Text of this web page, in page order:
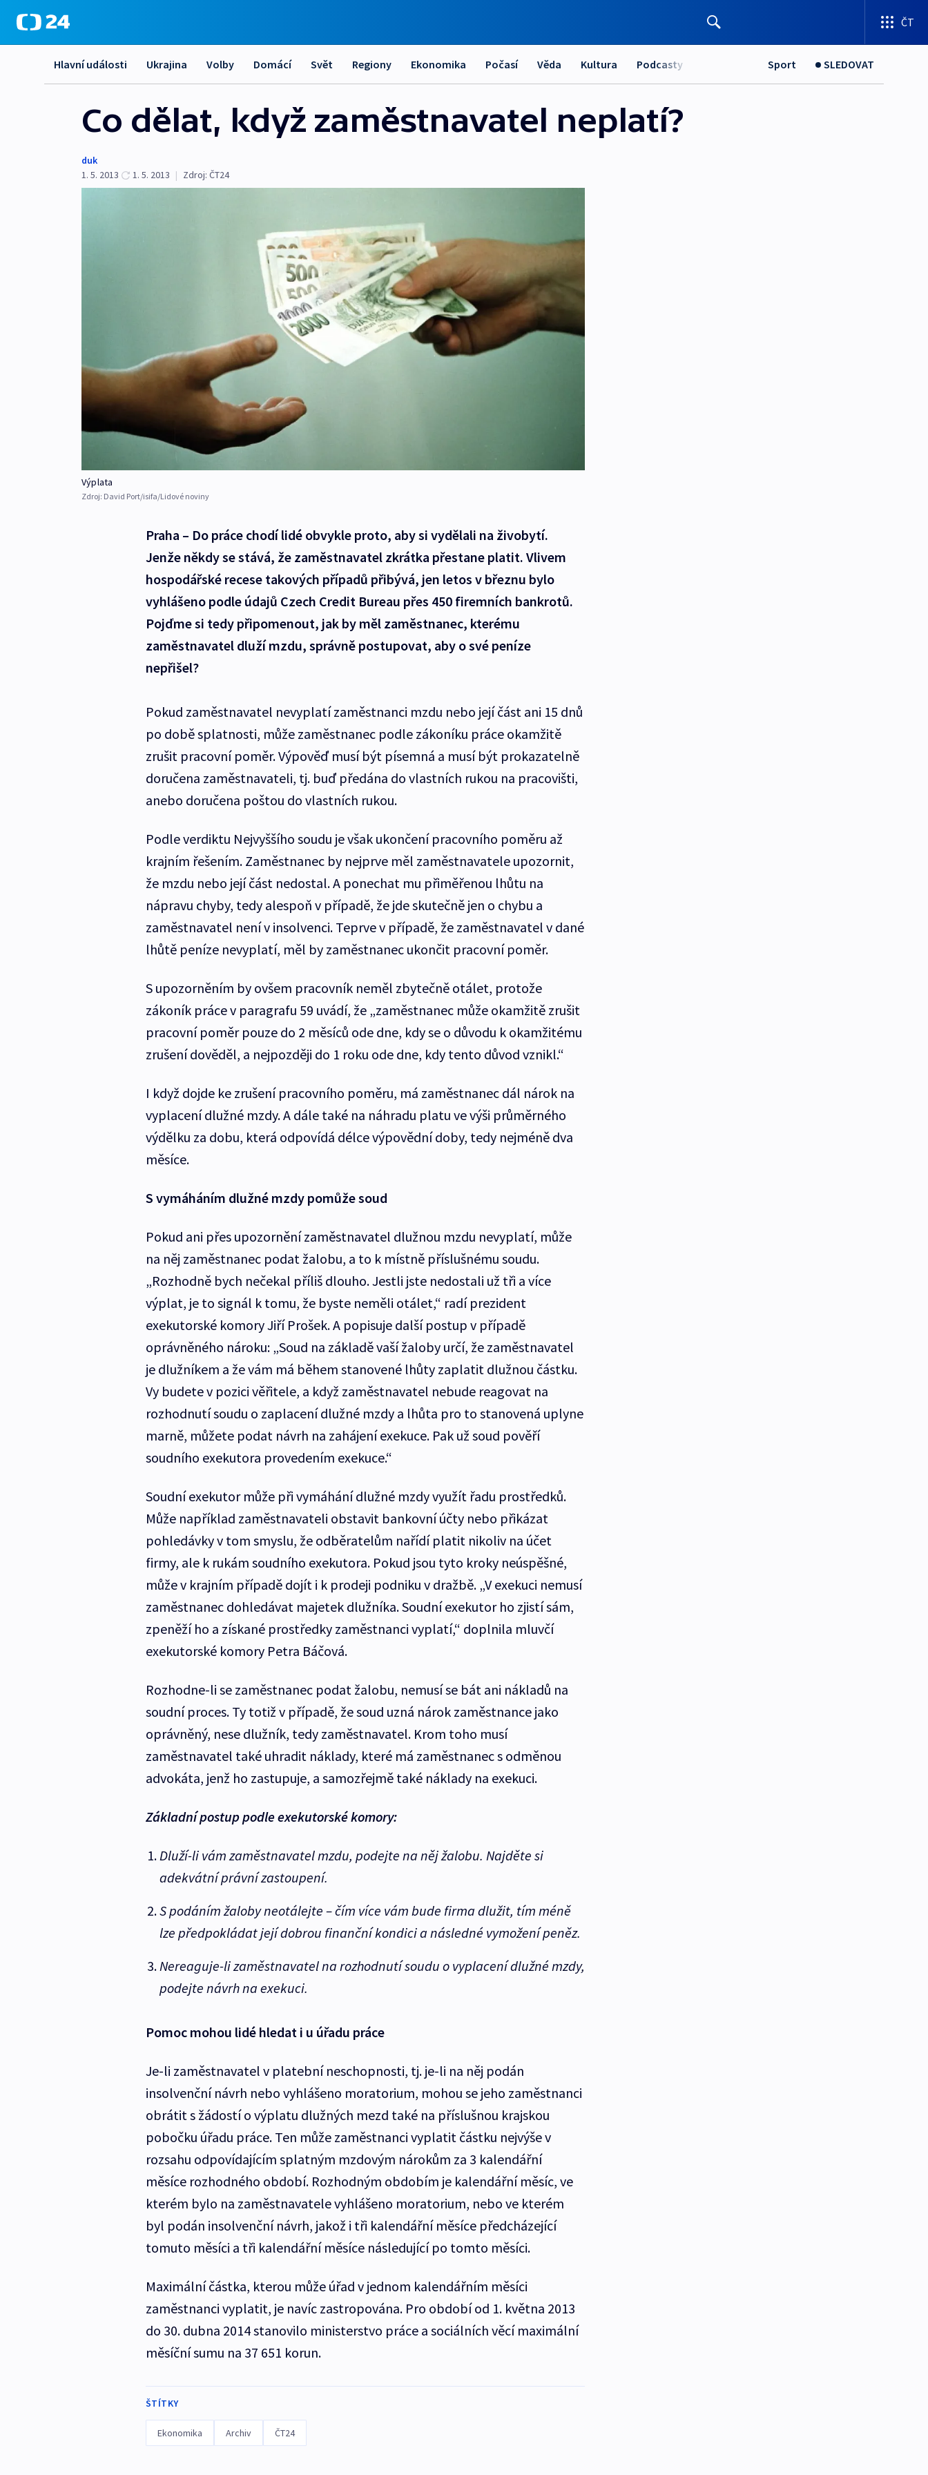
ČT
Hlavní události Ukrajina Volby Domácí Svět Regiony Ekonomika Počasí Věda Kultura Podcasty Sport SLEDOVAT
Co dělat, když zaměstnavatel neplatí?
duk
1. 5. 2013
1. 5. 2013 | Zdroj: ČT24
Výplata
Zdroj: David Port/isifa/Lidové noviny
Praha – Do práce chodí lidé obvykle proto, aby si vydělali na živobytí.
Jenže někdy se stává, že zaměstnavatel zkrátka přestane platit. Vlivem
hospodářské recese takových případů přibývá, jen letos v březnu bylo
vyhlášeno podle údajů Czech Credit Bureau přes 450 firemních bankrotů.
Pojďme si tedy připomenout, jak by měl zaměstnanec, kterému
zaměstnavatel dluží mzdu, správně postupovat, aby o své peníze
nepřišel?
Pokud zaměstnavatel nevyplatí zaměstnanci mzdu nebo její část ani 15 dnů
po době splatnosti, může zaměstnanec podle zákoníku práce okamžitě
zrušit pracovní poměr. Výpověď musí být písemná a musí být prokazatelně
doručena zaměstnavateli, tj. buď předána do vlastních rukou na pracovišti,
anebo doručena poštou do vlastních rukou.
Podle verdiktu Nejvyššího soudu je však ukončení pracovního poměru až
krajním řešením. Zaměstnanec by nejprve měl zaměstnavatele upozornit,
že mzdu nebo její část nedostal. A ponechat mu přiměřenou lhůtu na
nápravu chyby, tedy alespoň v případě, že jde skutečně jen o chybu a
zaměstnavatel není v insolvenci. Teprve v případě, že zaměstnavatel v dané
lhůtě peníze nevyplatí, měl by zaměstnanec ukončit pracovní poměr.
S upozorněním by ovšem pracovník neměl zbytečně otálet, protože
zákoník práce v paragrafu 59 uvádí, že „zaměstnanec může okamžitě zrušit
pracovní poměr pouze do 2 měsíců ode dne, kdy se o důvodu k okamžitému
zrušení dověděl, a nejpozději do 1 roku ode dne, kdy tento důvod vznikl.“
I když dojde ke zrušení pracovního poměru, má zaměstnanec dál nárok na
vyplacení dlužné mzdy. A dále také na náhradu platu ve výši průměrného
výdělku za dobu, která odpovídá délce výpovědní doby, tedy nejméně dva
měsíce.
S vymáháním dlužné mzdy pomůže soud
Pokud ani přes upozornění zaměstnavatel dlužnou mzdu nevyplatí, může
na něj zaměstnanec podat žalobu, a to k místně příslušnému soudu.
„Rozhodně bych nečekal příliš dlouho. Jestli jste nedostali už tři a více
výplat, je to signál k tomu, že byste neměli otálet,“ radí prezident
exekutorské komory Jiří Prošek. A popisuje další postup v případě
oprávněného nároku: „Soud na základě vaší žaloby určí, že zaměstnavatel
je dlužníkem a že vám má během stanovené lhůty zaplatit dlužnou částku.
Vy budete v pozici věřitele, a když zaměstnavatel nebude reagovat na
rozhodnutí soudu o zaplacení dlužné mzdy a lhůta pro to stanovená uplyne
marně, můžete podat návrh na zahájení exekuce. Pak už soud pověří
soudního exekutora provedením exekuce.“
Soudní exekutor může při vymáhání dlužné mzdy využít řadu prostředků.
Může například zaměstnavateli obstavit bankovní účty nebo přikázat
pohledávky v tom smyslu, že odběratelům nařídí platit nikoliv na účet
firmy, ale k rukám soudního exekutora. Pokud jsou tyto kroky neúspěšné,
může v krajním případě dojít i k prodeji podniku v dražbě. „V exekuci nemusí
zaměstnanec dohledávat majetek dlužníka. Soudní exekutor ho zjistí sám,
zpeněží ho a získané prostředky zaměstnanci vyplatí,“ doplnila mluvčí
exekutorské komory Petra Báčová.
Rozhodne-li se zaměstnanec podat žalobu, nemusí se bát ani nákladů na
soudní proces. Ty totiž v případě, že soud uzná nárok zaměstnance jako
oprávněný, nese dlužník, tedy zaměstnavatel. Krom toho musí
zaměstnavatel také uhradit náklady, které má zaměstnanec s odměnou
advokáta, jenž ho zastupuje, a samozřejmě také náklady na exekuci.
Základní postup podle exekutorské komory:
Dluží-li vám zaměstnavatel mzdu, podejte na něj žalobu. Najděte si
adekvátní právní zastoupení.
S podáním žaloby neotálejte – čím více vám bude firma dlužit, tím méně
lze předpokládat její dobrou finanční kondici a následné vymožení peněz.
Nereaguje-li zaměstnavatel na rozhodnutí soudu o vyplacení dlužné mzdy,
podejte návrh na exekuci.
Pomoc mohou lidé hledat i u úřadu práce
Je-li zaměstnavatel v platební neschopnosti, tj. je-li na něj podán
insolvenční návrh nebo vyhlášeno moratorium, mohou se jeho zaměstnanci
obrátit s žádostí o výplatu dlužných mezd také na příslušnou krajskou
pobočku úřadu práce. Ten může zaměstnanci vyplatit částku nejvýše v
rozsahu odpovídajícím splatným mzdovým nárokům za 3 kalendářní
měsíce rozhodného období. Rozhodným obdobím je kalendářní měsíc, ve
kterém bylo na zaměstnavatele vyhlášeno moratorium, nebo ve kterém
byl podán insolvenční návrh, jakož i tři kalendářní měsíce předcházející
tomuto měsíci a tři kalendářní měsíce následující po tomto měsíci.
Maximální částka, kterou může úřad v jednom kalendářním měsíci
zaměstnanci vyplatit, je navíc zastropována. Pro období od 1. května 2013
do 30. dubna 2014 stanovilo ministerstvo práce a sociálních věcí maximální
měsíční sumu na 37 651 korun.
ŠTÍTKY
Ekonomika Archiv ČT24